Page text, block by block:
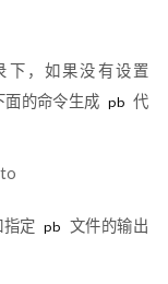
下，如果没有设置
面的命令生成 pb 代
指定 pb 文件的输出